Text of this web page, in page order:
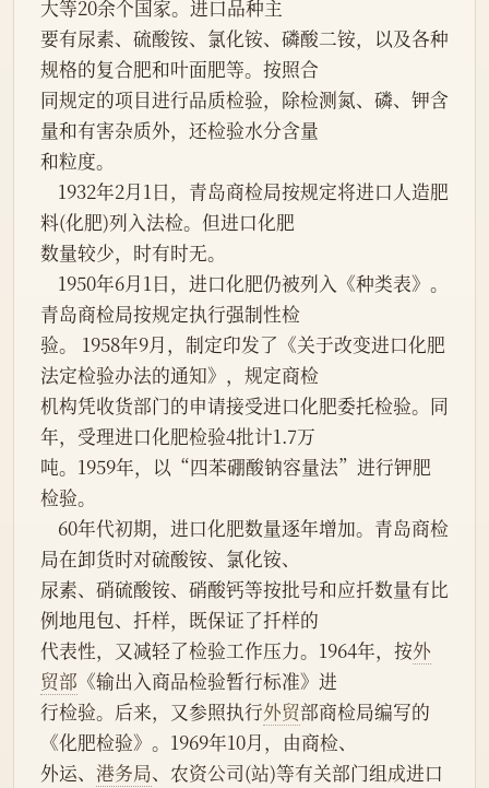
大等20余个国家。进口品种主
要有尿素、硫酸铵、氯化铵、磷酸二铵，以及各种
规格的复合肥和叶面肥等。按照合
同规定的项目进行品质检验，除检测氮、磷、钾含
量和有害杂质外，还检验水分含量
和粒度。
料(化肥)列入法检。但进口化肥
数量较少，时有时无。
青岛商检局按规定执行强制性检
验。 1958年9月，制定印发了《关于改变进口化肥
法定检验办法的通知》，规定商检
机构凭收货部门的申请接受进口化肥委托检验。同
年，受理进口化肥检验4批计1.7万
吨。1959年，以“四苯硼酸钠容量法”进行钾肥
检验。
局在卸货时对硫酸铵、氯化铵、
尿素、硝硫酸铵、硝酸钙等按批号和应扦数量有比
例地甩包、扦样，既保证了扦样的
代表性，又减轻了检验工作压力。1964年，按外
贸部 《输出入商品检验暂行标准》进
行检验。后来，又参照执行外贸部商检局编写的
《化肥检验》。1969年10月，由商检、
外运、 港务局、农资公司(站)等有关部门组成进口